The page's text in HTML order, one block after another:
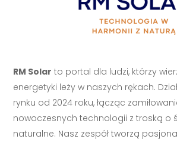
RM Solar to portal dla ludzi, którzy
energetyki leży w naszych rękach.
rynku od 2024 roku, łącząc
nowoczesnych technologii z troską o
naturalne. Nasz zespół tworzą